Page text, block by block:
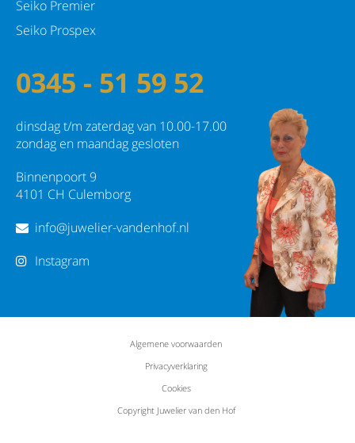
Seiko Premier
Seiko Prospex
0345 - 51 59 52
dinsdag t/m zaterdag van 10.00-17.00
zondag en maandag gesloten
Binnenpoort 9
4101 CH Culemborg
info@juwelier-vandenhof.nl
Instagram
Algemene voorwaarden
Privacyverklaring
Cookies
Copyright Juwelier van den Hof